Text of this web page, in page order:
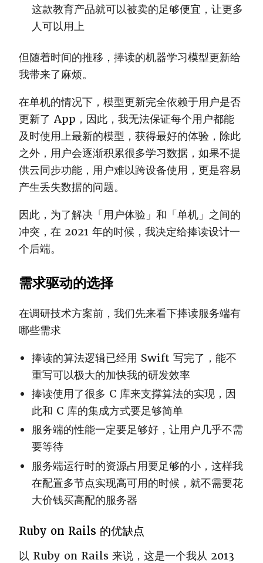
这款教育产品就可以被卖的足够便宜，让更多
人可以用上
但随着时间的推移，捧读的机器学习模型更新给
我带来了麻烦。
在单机的情况下，模型更新完全依赖于用户是否
更新了 App，因此，我无法保证每个用户都能
及时使用上最新的模型，获得最好的体验，除此
之外，用户会逐渐积累很多学习数据，如果不提
供云同步功能，用户难以跨设备使用，更是容易
产生丢失数据的问题。
因此，为了解决「用户体验」和「单机」之间的
冲突，在 2021 年的时候，我决定给捧读设计一
个后端。
需求驱动的选择
在调研技术方案前，我们先来看下捧读服务端有
哪些需求
捧读的算法逻辑已经用 Swift 写完了，能不
重写可以极大的加快我的研发效率
捧读使用了很多 C 库来支撑算法的实现，因
此和 C 库的集成方式要足够简单
服务端的性能一定要足够好，让用户几乎不需
要等待
服务端运行时的资源占用要足够的小，这样我
在配置多节点实现高可用的时候，就不需要花
大价钱买高配的服务器
Ruby on Rails 的优缺点
以 Ruby on Rails 来说，这是一个我从 2013